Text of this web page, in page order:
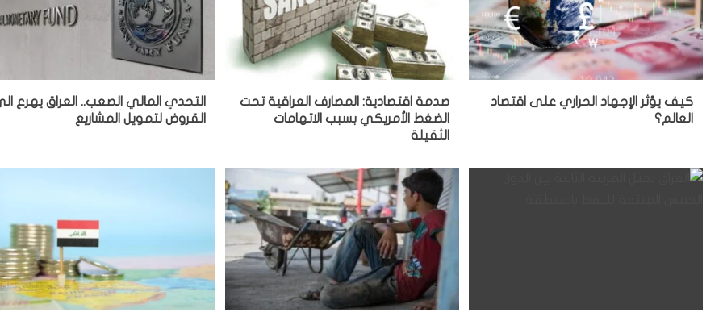
كيف يؤثر الإجهاد الحراري على اقتصاد
العالم؟
صدمة اقتصادية: المصارف العراقية تحت
الضغط الأمريكي بسبب الاتهامات
الثقيلة
التحدي المالي الصعب.. العراق يهرع
القروض لتمويل المشاريع